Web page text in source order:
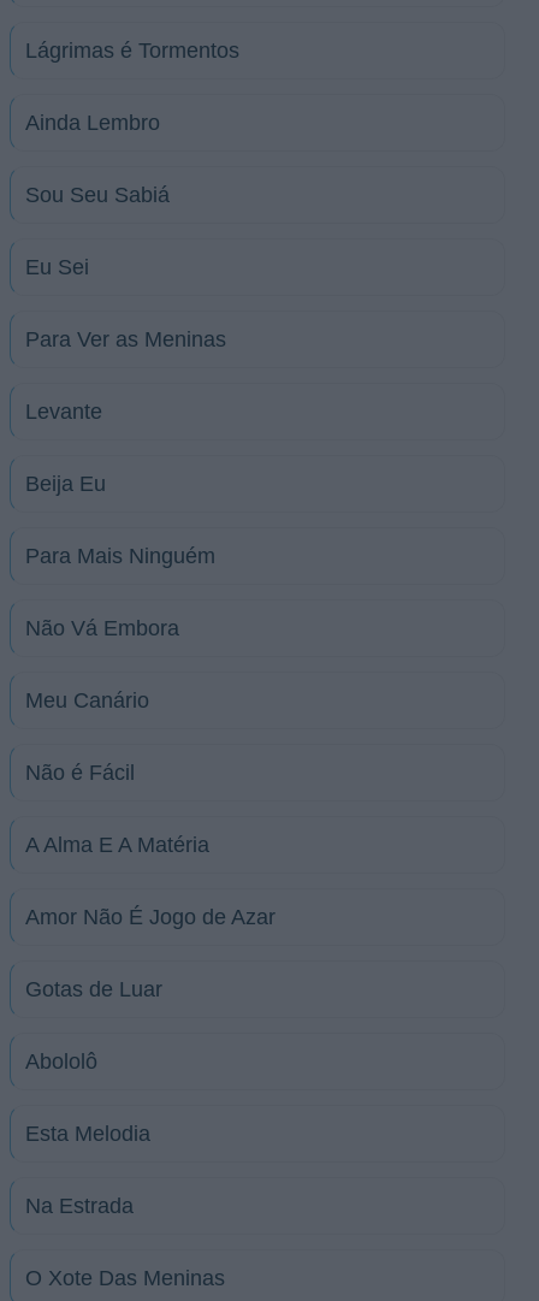
Lágrimas é Tormentos
Ainda Lembro
Sou Seu Sabiá
Eu Sei
Para Ver as Meninas
Levante
Beija Eu
Para Mais Ninguém
Não Vá Embora
Meu Canário
Não é Fácil
A Alma E A Matéria
Amor Não É Jogo de Azar
Gotas de Luar
Abololô
Esta Melodia
Na Estrada
O Xote Das Meninas